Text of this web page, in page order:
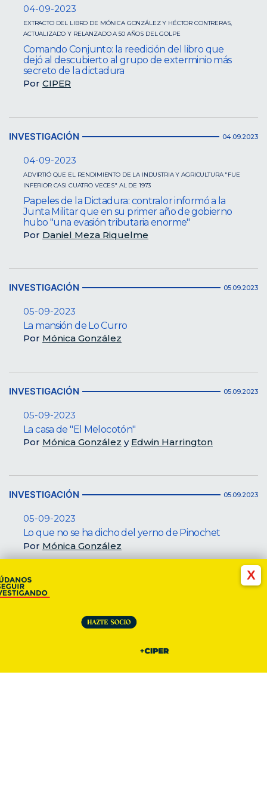
X
04-09-2023
EXTRACTO DEL LIBRO DE MÓNICA GONZÁLEZ Y HÉCTOR CONTRERAS,
ACTUALIZADO Y RELANZADO A 50 AÑOS DEL GOLPE
Comando Conjunto: la reedición del libro que
dejó al descubierto al grupo de exterminio más
secreto de la dictadura
Por CIPER
INVESTIGACIÓN 04.09.2023
04-09-2023
ADVIRTIÓ QUE EL RENDIMIENTO DE LA INDUSTRIA Y AGRICULTURA "FUE
INFERIOR CASI CUATRO VECES" AL DE 1973
Papeles de la Dictadura: contralor informó a la
Junta Militar que en su primer año de gobierno
hubo "una evasión tributaria enorme"
Por Daniel Meza Riquelme
INVESTIGACIÓN 05.09.2023
05-09-2023
La mansión de Lo Curro
Por Mónica González
INVESTIGACIÓN 05.09.2023
05-09-2023
La casa de "El Melocotón"
Por Mónica González y Edwin Harrington
INVESTIGACIÓN 05.09.2023
05-09-2023
Lo que no se ha dicho del yerno de Pinochet
Por Mónica González
INVESTIGACIÓN